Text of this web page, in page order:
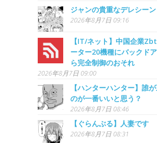
ジャンの貴重なデレシーン
2026年8月7日 09:16
【IT/ネット】中国企業
ーター20機種にバックド
ら完全制御のおそれ
2026年8月7日 09:00
【ハンターハンター】誰
のが一番いいと思う？
2026年8月7日 08:46
【ぐらんぶる】人妻です
2026年8月7日 08:31